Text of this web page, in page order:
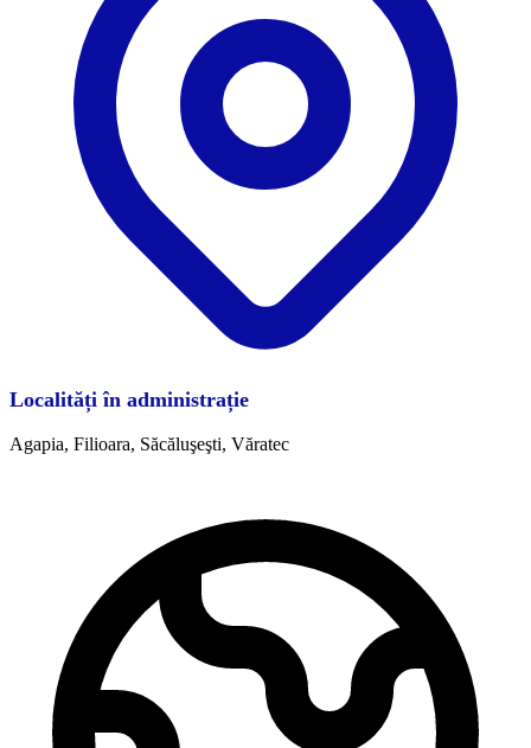
Localități în administrație
Agapia, Filioara, Săcăluşeşti, Văratec